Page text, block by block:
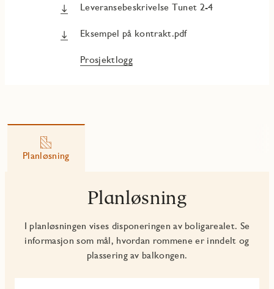
Leveransebeskrivelse Tunet 2-4
Eksempel på kontrakt.pdf
Prosjektlogg
Planløsning
Planløsning
I planløsningen vises disponeringen av boligarealet. Se
informasjon som mål, hvordan rommene er inndelt og
plassering av balkongen.